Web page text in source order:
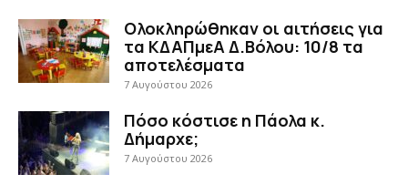
Ολοκληρώθηκαν οι αιτήσεις για
τα ΚΔΑΠμεΑ Δ.Βόλου: 10/8 τα
αποτελέσματα
7 Αυγούστου 2026
Πόσο κόστισε η Πάολα κ.
Δήμαρχε;
7 Αυγούστου 2026